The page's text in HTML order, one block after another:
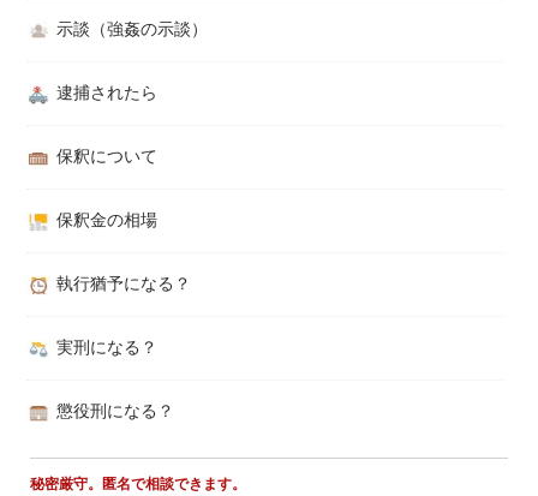
示談（強姦の示談）
逮捕されたら
保釈について
保釈金の相場
執行猶予になる？
実刑になる？
懲役刑になる？
秘密厳守。匿名で相談できます。